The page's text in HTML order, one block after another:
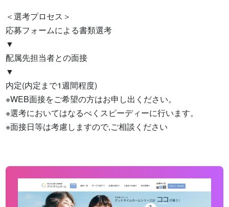
＜選考プロセス＞
応募フォームによる書類選考
▼
配属先担当者との面接
▼
内定(内定まで1週間程度)
※WEB面接をご希望の方はお申し出ください。
※選考においてはなるべくスピーディーに行います。
※面接日等は考慮しますので,ご相談ください